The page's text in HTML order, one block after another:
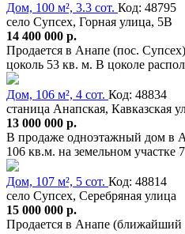
Дом, 100 м², 3.3 сот. Код: 48795
село Супсех, Горная улица, 5В
14 400 000 р.
Продается в Анапе (пос.
цоколь 53 кв. м. В цоколе
Дом, 106 м², 4 сот. Код: 48834
станица Анапская, Кавказская
13 000 000 р.
В продаже одноэтажный дом в
106 кв.м. на земельном участке
Дом, 107 м², 5 сот. Код: 48814
село Супсех, Серебряная улица
15 000 000 р.
Продается в Анапе